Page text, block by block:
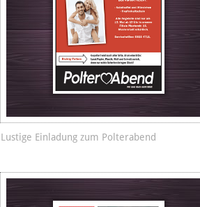
Lustige Einladung zum Polterabend